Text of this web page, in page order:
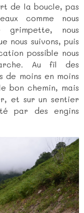
de la boucle, pas
comme nous
grimpette, nous
nous suivons, puis
possible nous
Au fil des
de moins en moins
bon chemin, mais
et sur un sentier
par des engins